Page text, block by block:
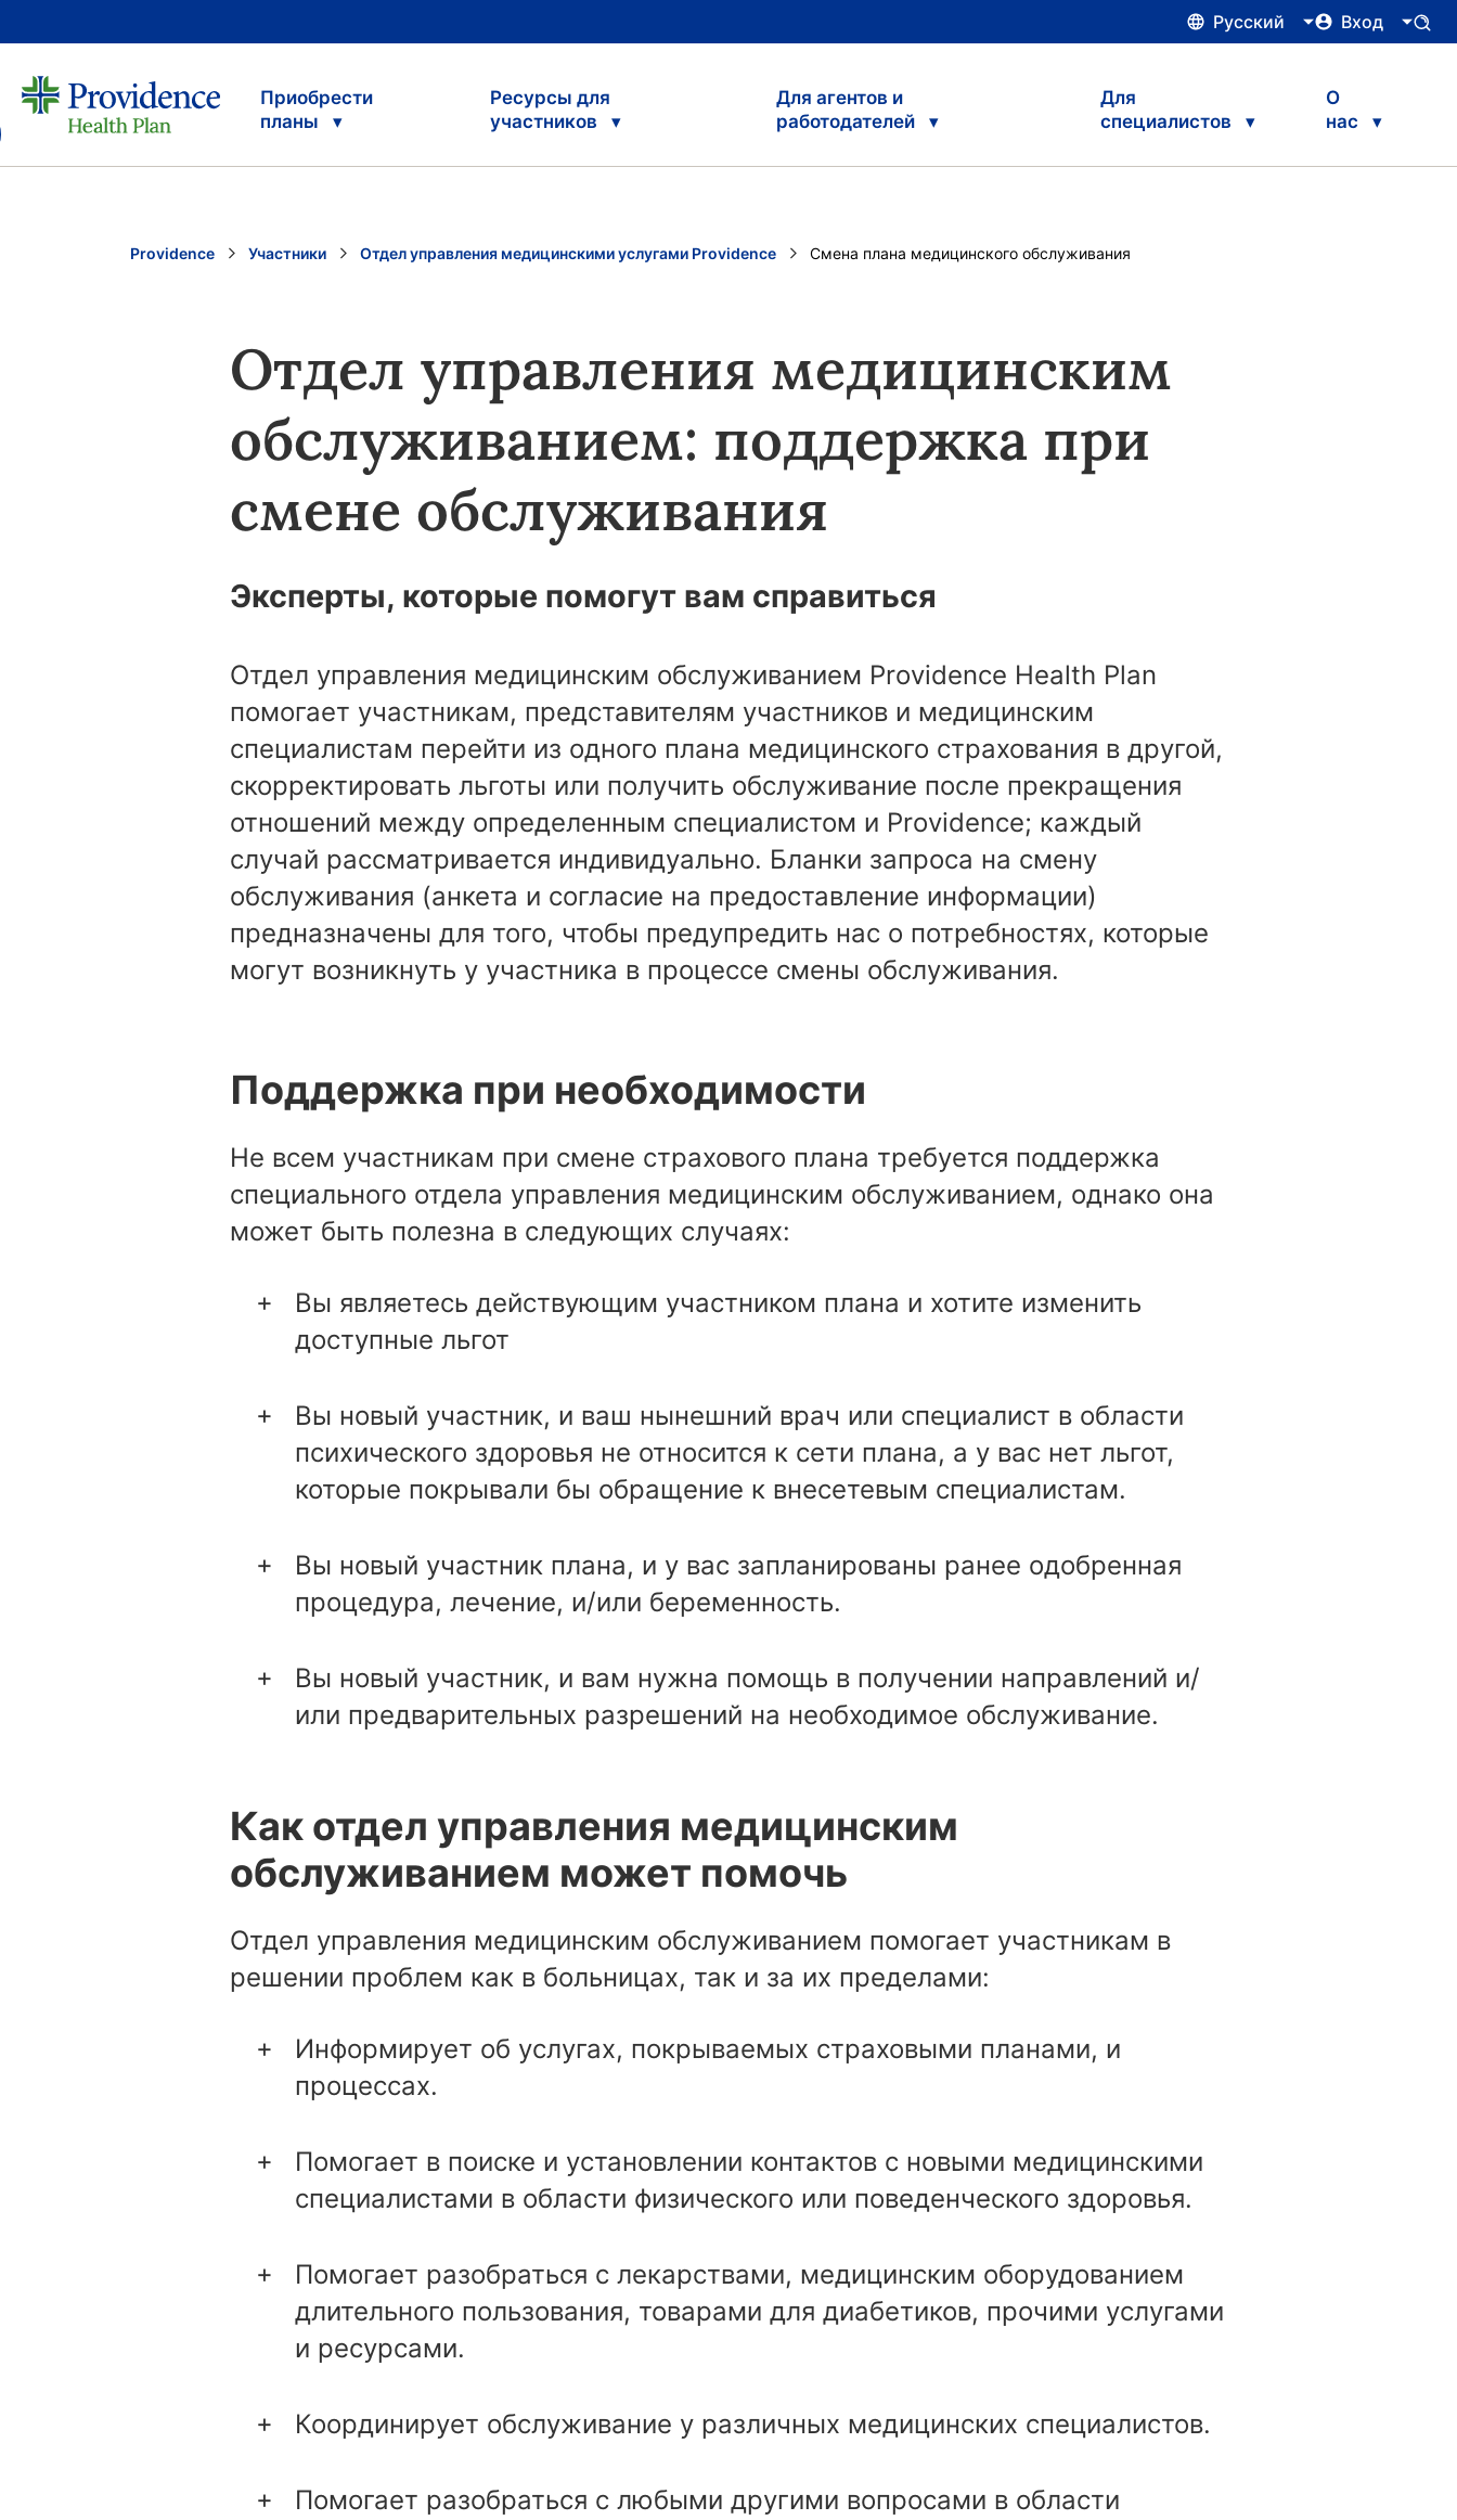
Русский Вход
Приобрести
планы
Ресурсы для
участников
Для агентов и
работодателей
Для
специалистов
О
нас
Providence Участники Отдел управления медицинскими услугами Providence Current:
Смена плана медицинского обслуживания
Отдел управления медицинским
обслуживанием: поддержка при
смене обслуживания
Эксперты, которые помогут вам справиться
Отдел управления медицинским обслуживанием Providence Health Plan
помогает участникам, представителям участников и медицинским
специалистам перейти из одного плана медицинского страхования в другой,
скорректировать льготы или получить обслуживание после прекращения
отношений между определенным специалистом и Providence; каждый
случай рассматривается индивидуально. Бланки запроса на смену
обслуживания (анкета и согласие на предоставление информации)
предназначены для того, чтобы предупредить нас о потребностях, которые
могут возникнуть у участника в процессе смены обслуживания.
Поддержка при необходимости
Не всем участникам при смене страхового плана требуется поддержка
специального отдела управления медицинским обслуживанием, однако она
может быть полезна в следующих случаях:
Вы являетесь действующим участником плана и хотите изменить
доступные льгот
Вы новый участник, и ваш нынешний врач или специалист в области
психического здоровья не относится к сети плана, а у вас нет льгот,
которые покрывали бы обращение к внесетевым специалистам.
Вы новый участник плана, и у вас запланированы ранее одобренная
процедура, лечение, и/или беременность.
Вы новый участник, и вам нужна помощь в получении направлений и/
или предварительных разрешений на необходимое обслуживание.
Как отдел управления медицинским
обслуживанием может помочь
Отдел управления медицинским обслуживанием помогает участникам в
решении проблем как в больницах, так и за их пределами:
Информирует об услугах, покрываемых страховыми планами, и
процессах.
Помогает в поиске и установлении контактов с новыми медицинскими
специалистами в области физического или поведенческого здоровья.
Помогает разобраться с лекарствами, медицинским оборудованием
длительного пользования, товарами для диабетиков, прочими услугами
и ресурсами.
Координирует обслуживание у различных медицинских специалистов.
Помогает разобраться с любыми другими вопросами в области